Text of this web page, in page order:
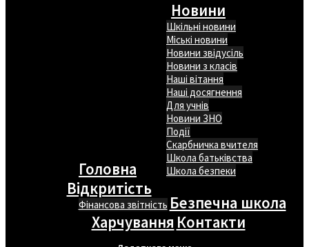
Головна
Новини
Шкільні новини
Міські новини
Новини звідусіль
Новини з класів
Наші вітання
Наші досягнення
Для учнів
Новини ЗНО
Події
Скарбничка вчителя
Школа батьківства
Школа безпеки
Відкритість
Фінансова звітність Безпечна школа
Харчування Контакти